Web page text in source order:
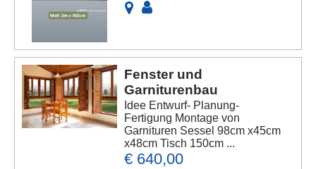
Fenster und
Garniturenbau
Idee Entwurf- Planung-
Fertigung Montage von
Garnituren Sessel 98cm x45cm
x48cm Tisch 150cm ...
€ 640,00